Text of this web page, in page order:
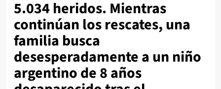
5.034 heridos. Mientras
continúan los rescates, una
familia busca
desesperadamente a un niño
argentino de 8 años